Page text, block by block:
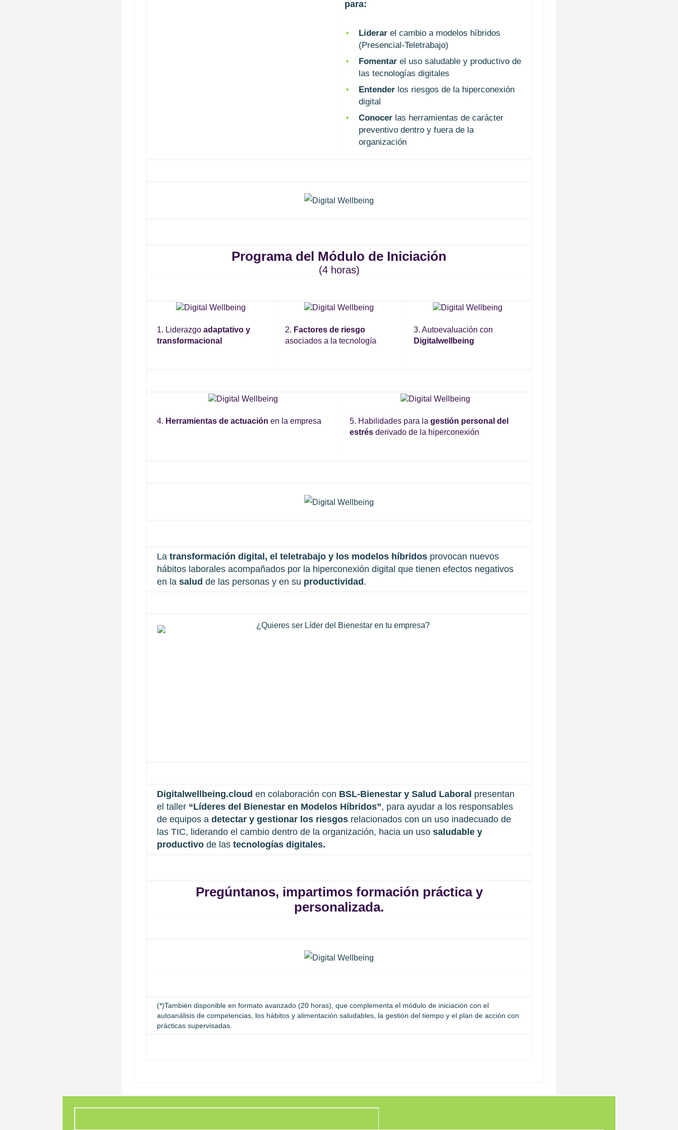
para:
Liderar el cambio a modelos híbridos
(Presencial-Teletrabajo)
Fomentar el uso saludable y productivo de
las tecnologías digitales
Entender los riesgos de la hiperconexión
digital
Conocer las herramientas de carácter
preventivo dentro y fuera de la
organización
Programa del Módulo de Iniciación
(4 horas)
1. Liderazgo adaptativo y
transformacional
2. Factores de riesgo
asociados a la tecnología
3. Autoevaluación con
Digitalwellbeing
4. Herramientas de actuación en la empresa 5. Habilidades para la gestión personal del
estrés derivado de la hiperconexión
La transformación digital, el teletrabajo y los modelos híbridos provocan nuevos
hábitos laborales acompañados por la hiperconexión digital que tienen efectos negativos
en la salud de las personas y en su productividad.
Digitalwellbeing.cloud en colaboración con BSL-Bienestar y Salud Laboral presentan
el taller “Líderes del Bienestar en Modelos Híbridos”, para ayudar a los responsables
de equipos a detectar y gestionar los riesgos relacionados con un uso inadecuado de
las TIC, liderando el cambio dentro de la organización, hacia un uso saludable y
productivo de las tecnologías digitales.
Pregúntanos, impartimos formación práctica y
personalizada.
(*)También disponible en formato avanzado (20 horas), que complementa el módulo de iniciación con el
autoanálisis de competencias, los hábitos y alimentación saludables, la gestión del tiempo y el plan de acción con
prácticas supervisadas.